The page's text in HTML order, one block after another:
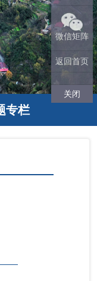
专栏
微信矩阵
返回首页
关闭